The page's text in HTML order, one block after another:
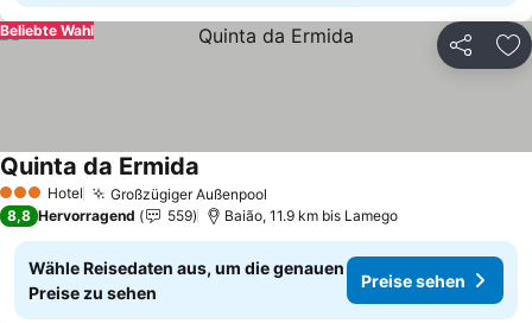
Teilen
Beliebte Wahl
3 SterneHotel Großzügiger Außenpool
Quinta da Ermida
8,8 Hervorragend 559 Baião, 11.9 km bis Lamego
Wähle Reisedaten aus, um die genauen
Preise zu sehen
Preise sehen